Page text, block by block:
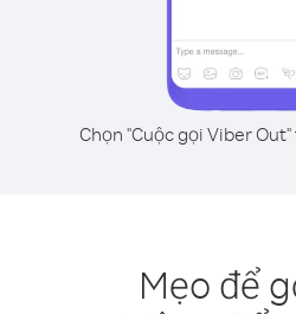
Chọn "Cuộc gọi Viber
Mẹo để